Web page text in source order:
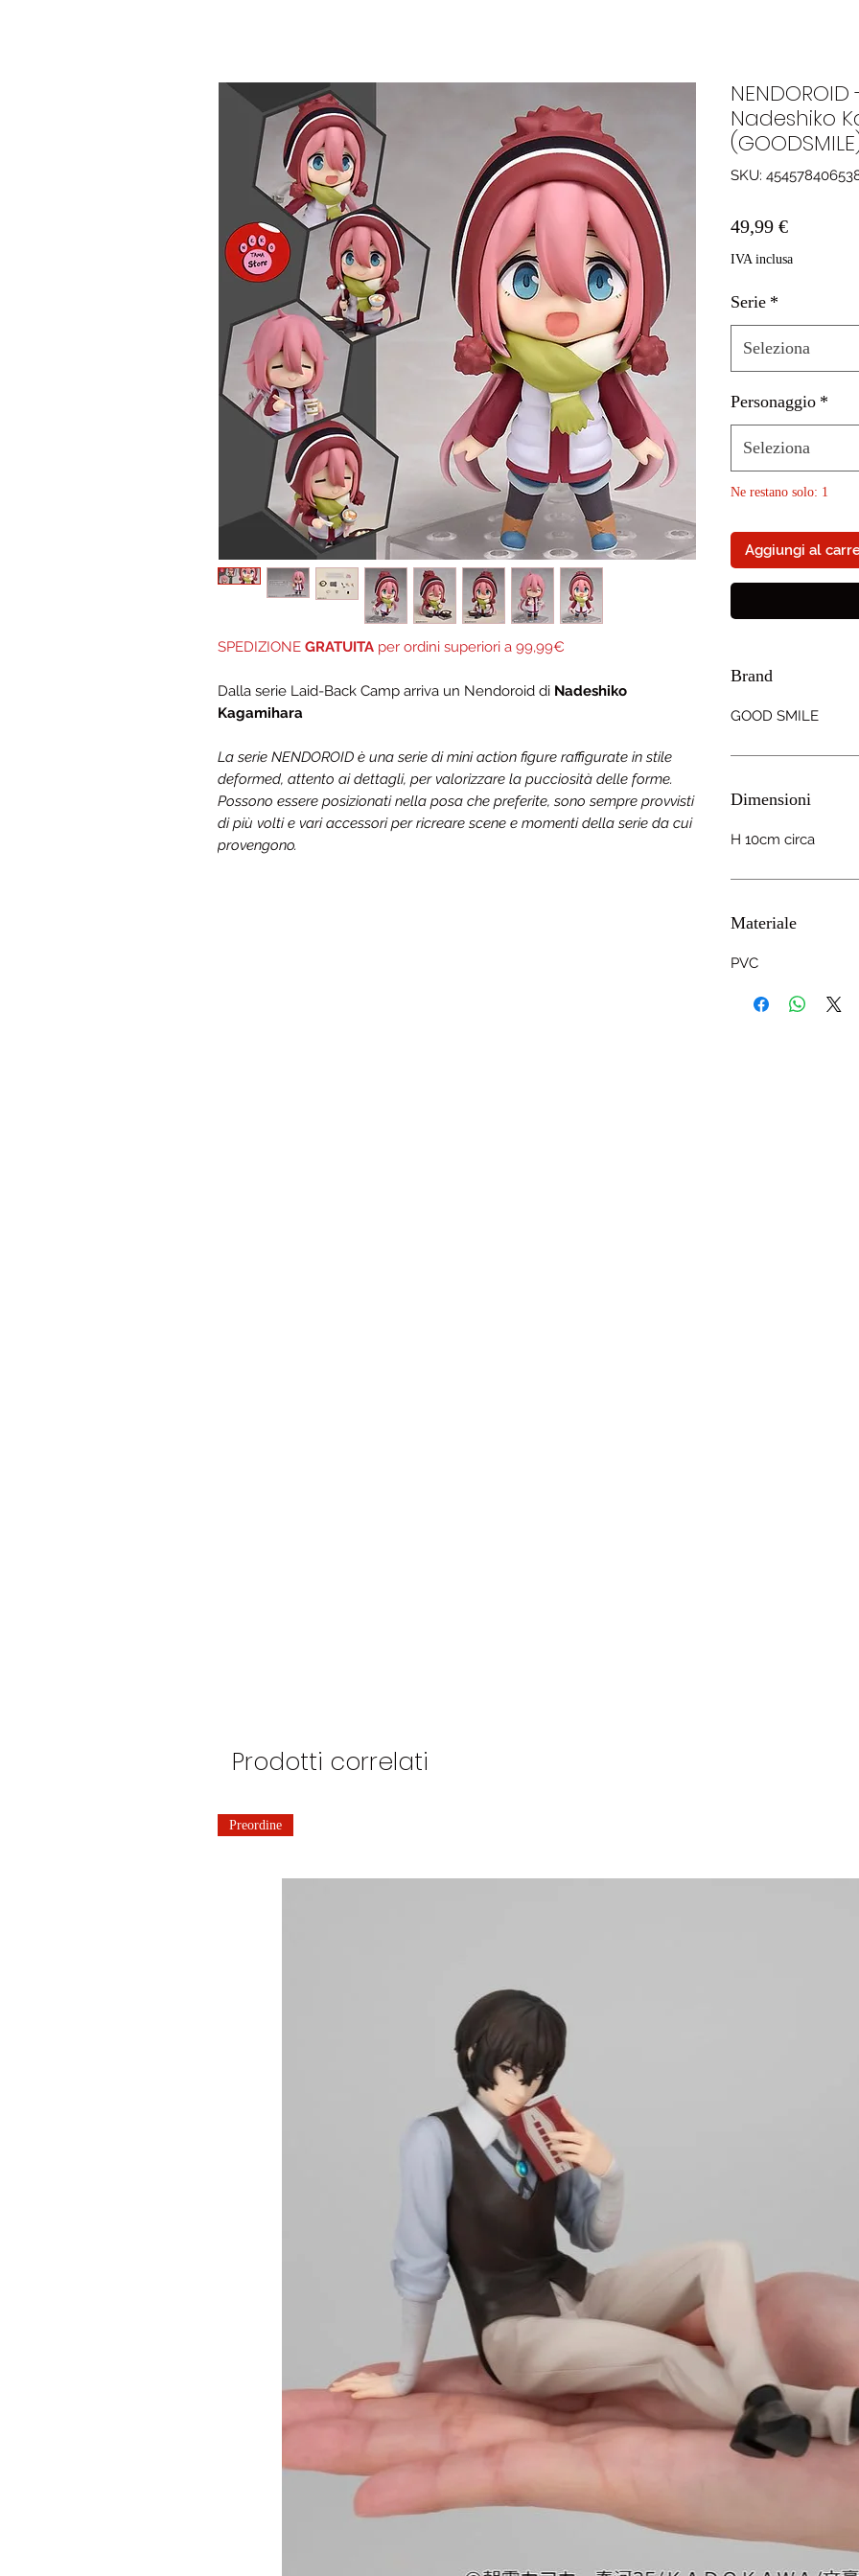
SPEDIZIONE GRATUITA per ordini superiori a 99,99€
Dalla serie Laid-Back Camp arriva un Nendoroid di Nadeshiko
Kagamihara
La serie NENDOROID è una serie di mini action figure raffigurate in stile
deformed, attento ai dettagli, per valorizzare la pucciosità delle forme.
Possono essere posizionati nella posa che preferite, sono sempre provvisti
di più volti e vari accessori per ricreare scene e momenti della serie da cui
provengono.
Nadeshiko
SKU:
49,99 €Prezzo
IVA inclusa
Serie *
Seleziona
Personaggio *
Seleziona
Ne restano solo: 1
Aggiungi al
Brand
GOOD SMILE
Dimensioni
H 10cm circa
Materiale
PVC
Prodotti correlati
Preordine